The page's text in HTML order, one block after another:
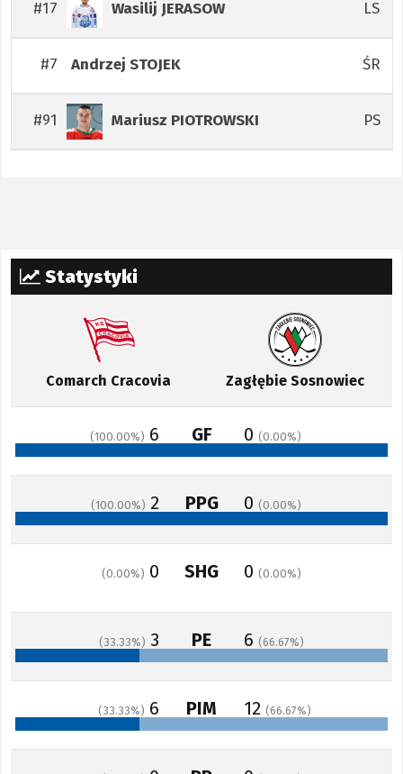
#17 Wasilij JERASOW LS
#7 Andrzej STOJEK ŚR
#91 Mariusz PIOTROWSKI PS
Statystyki
Comarch Cracovia Zagłębie Sosnowiec
100.00 6 GF 0 0.00
100.00 2 PPG 0 0.00
0.00 0 SHG 0 0.00
33.33 3 PE 6 66.67
33.33 6 PIM 12 66.67